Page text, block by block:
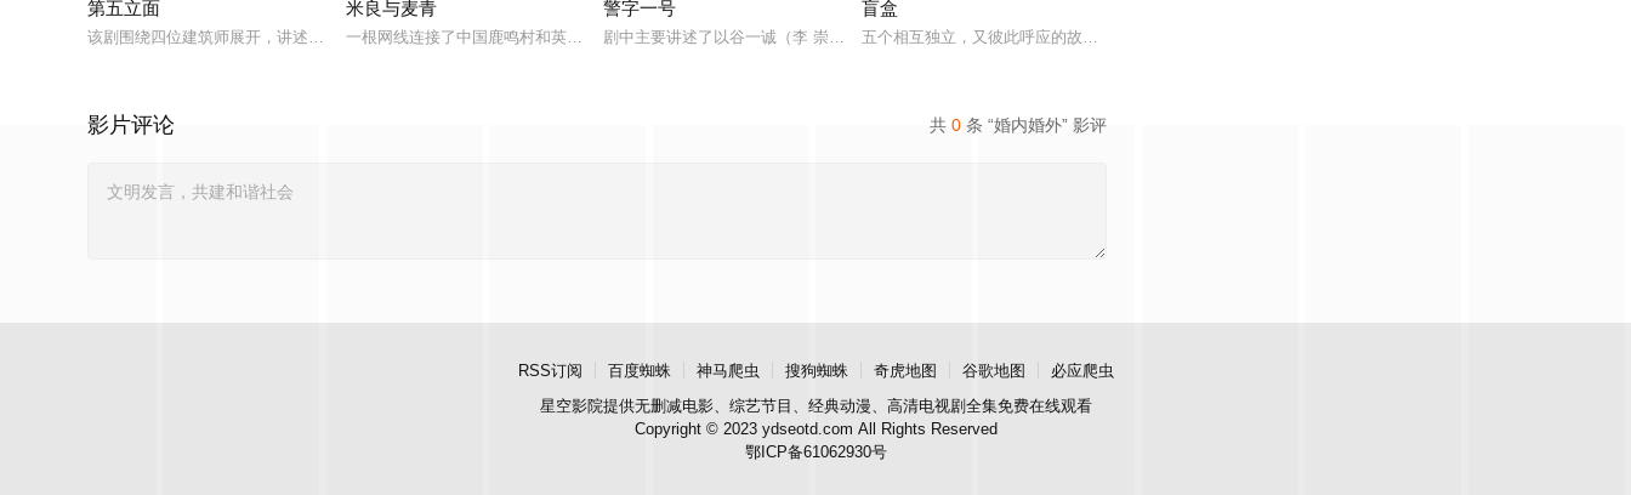
第五立面
该剧围绕四位建筑师展开，讲述了他们在中意合作项目中面对专业挑战与境外竞争，通过创新实践实现本土设计理念突破的故事。
米良与麦青
一根网线连接了中国鹿鸣村和英国牛津，麦香通过视频向米良宣告：婚不结了。鹿鸣村开了锅，村民大骂麦香是叛徒。麦香是婚前体检查出不孕症
警字一号
剧中主要讲述了以谷一诚（李 崇霄饰演）为代表的冀北市公安刑警用自己 的超凡的智慧与过人的勇气，屡破奇案、勇 擒元凶的故事，展现了
盲盒
五个相互独立，又彼此呼应的故事——用一场精心策划的“夏令营”完成复仇的受害者；临终前与遗憾和解的“无
共 0 条 “婚内婚外” 影评
影片评论
RSS订阅 百度蜘蛛 神马爬虫 搜狗蜘蛛 奇虎地图 谷歌地图
必应爬虫
星空影院提供无删减电影、综艺节目、经典动漫、高清电视剧全集免费在线观看
Copyright © 2023 ydseotd.com All Rights Reserved
鄂ICP备61062930号